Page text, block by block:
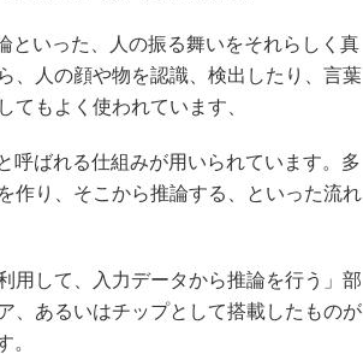
いった、人の振る舞いをそれらしく真
、人の顔や物を認識、検出したり、言葉
てもよく使われています、
ばれる仕組みが用いられています。多
作り、そこから推論する、といった流れ
して、入力データから推論を行う」部
、あるいはチップとして搭載したものが
。